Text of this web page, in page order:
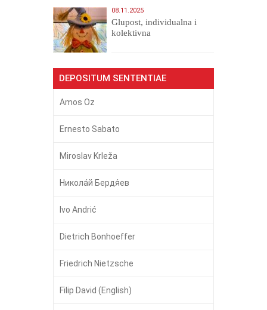
08.11.2025
Glupost, individualna i
kolektivna
DEPOSITUM SENTENTIAE
Amos Oz
Ernesto Sabato
Miroslav Krleža
Никола́й Бердя́ев
Ivo Andrić
Dietrich Bonhoeffer
Friedrich Nietzsche
Filip David (English)